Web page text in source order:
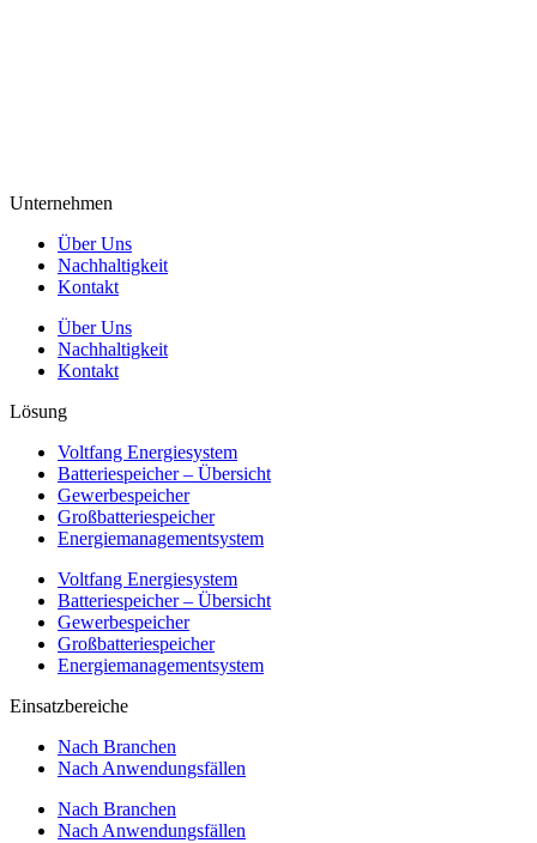
Unternehmen
Über Uns
Nachhaltigkeit
Kontakt
Über Uns
Nachhaltigkeit
Kontakt
Lösung
Voltfang Energiesystem
Batteriespeicher – Übersicht
Gewerbespeicher
Großbatteriespeicher
Energiemanagementsystem
Voltfang Energiesystem
Batteriespeicher – Übersicht
Gewerbespeicher
Großbatteriespeicher
Energiemanagementsystem
Einsatzbereiche
Nach Branchen
Nach Anwendungsfällen
Nach Branchen
Nach Anwendungsfällen